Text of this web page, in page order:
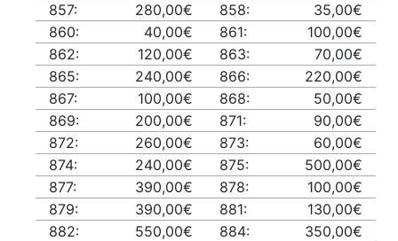
857:
280,00€ 858:
35,00€
860:
40,00€ 861:
100,00€
862:
120,00€ 863:
70,00€
865:
240,00€ 866:
220,00€
867:
100,00€ 868:
50,00€
869:
200,00€ 871:
90,00€
872:
260,00€ 873:
60,00€
874:
240,00€ 875:
500,00€
877:
390,00€ 878:
100,00€
879:
390,00€ 881:
130,00€
882:
550,00€ 884:
350,00€